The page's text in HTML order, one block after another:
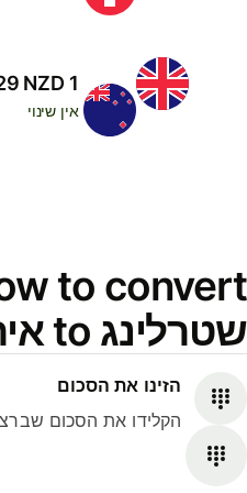
1 GBP = 2.29 NZD
אין שינוי
שטרלינג to אירו
הזינו את הסכום
הקלידו את הסכום